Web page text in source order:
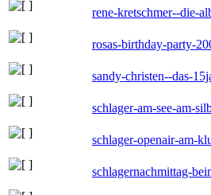
rene-kretschmer--die-
rosas-birthday-party-
sandy-christen--das-
schlager-am-see-am-
schlager-openair-am-
schlagernachmittag-